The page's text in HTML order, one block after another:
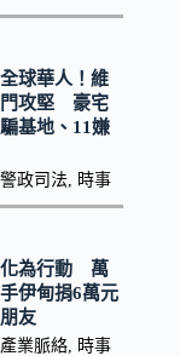
球華人！維
門攻堅 豪宅
基地、11嫌
警政司法 時事
化為行動 萬
伊甸捐6萬元
友
產業脈絡 時事